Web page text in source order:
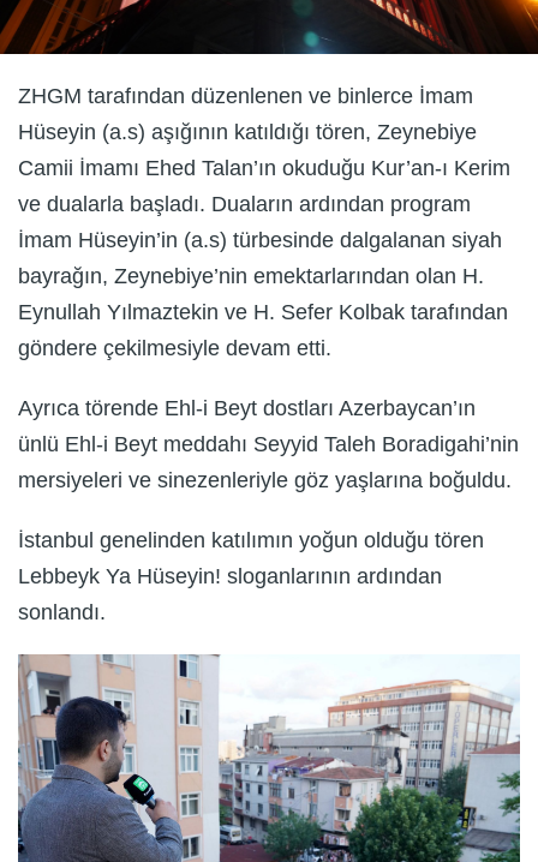
ZHGM tarafından düzenlenen ve binlerce İmam
Hüseyin (a.s) aşığının katıldığı tören, Zeynebiye
Camii İmamı Ehed Talan’ın okuduğu Kur’an-ı Kerim
ve dualarla başladı. Duaların ardından program
İmam Hüseyin’in (a.s) türbesinde dalgalanan siyah
bayrağın, Zeynebiye’nin emektarlarından olan H.
Eynullah Yılmaztekin ve H. Sefer Kolbak tarafından
göndere çekilmesiyle devam etti.
Ayrıca törende Ehl-i Beyt dostları Azerbaycan’ın
ünlü Ehl-i Beyt meddahı Seyyid Taleh Boradigahi’nin
mersiyeleri ve sinezenleriyle göz yaşlarına boğuldu.
İstanbul genelinden katılımın yoğun olduğu tören
Lebbeyk Ya Hüseyin! sloganlarının ardından
sonlandı.